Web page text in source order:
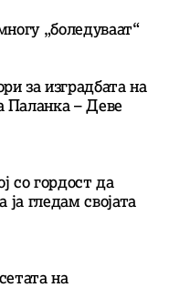
„боледуваат“
за изградбата на
Паланка – Деве
со гордост да
гледам својата
на